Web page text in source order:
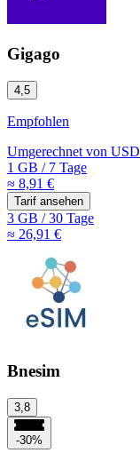
Gigago
4,5
Empfohlen
Umgerechnet von USD
1 GB /7 Tage
≈ 8,91 €
Tarif ansehen
3 GB /30 Tage
≈ 26,91 €
Bnesim
3,8
-30%